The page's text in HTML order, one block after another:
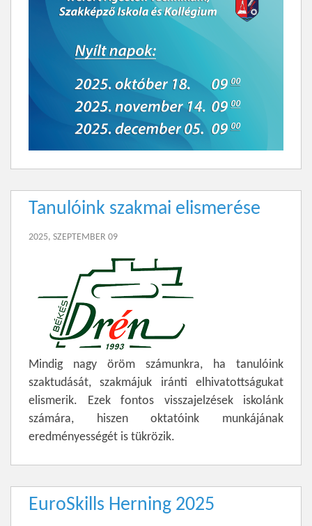
Tanulóink szakmai elismerése
2025, SZEPTEMBER 09
Mindig nagy öröm számunkra, ha tanulóink
szaktudását, szakmájuk iránti elhivatottságukat
elismerik. Ezek fontos visszajelzések iskolánk
számára, hiszen oktatóink munkájának
eredményességét is tükrözik.
EuroSkills Herning 2025